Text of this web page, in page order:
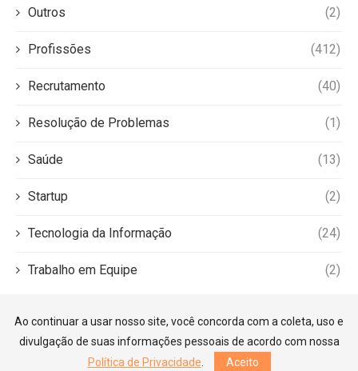
Outros (2)
Profissões (412)
Recrutamento (40)
Resolução de Problemas (1)
Saúde (13)
Startup (2)
Tecnologia da Informação (24)
Trabalho em Equipe (2)
©2026 — Guia Carreiras. Todos os direitos reservados.
Ao continuar a usar nosso site, você concorda com a coleta, uso e
divulgação de suas informações pessoais de acordo com nossa
Política de Privacidade
Aceito